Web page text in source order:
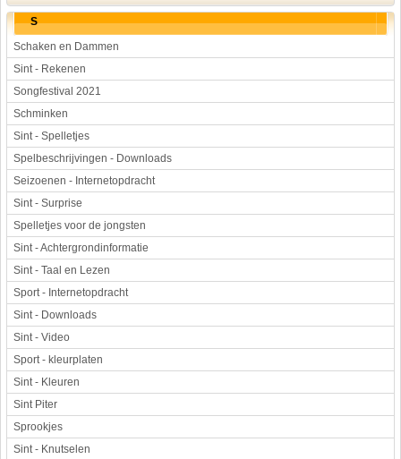
S
Schaken en Dammen
Sint - Rekenen
Songfestival 2021
Schminken
Sint - Spelletjes
Spelbeschrijvingen - Downloads
Seizoenen - Internetopdracht
Sint - Surprise
Spelletjes voor de jongsten
Sint - Achtergrondinformatie
Sint - Taal en Lezen
Sport - Internetopdracht
Sint - Downloads
Sint - Video
Sport - kleurplaten
Sint - Kleuren
Sint Piter
Sprookjes
Sint - Knutselen